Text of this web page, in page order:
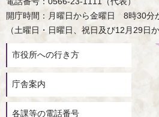
開庁時間：月曜日から金曜日 8時30分
（土曜日・日曜日、祝日及び12月29日
市役所への行き方
庁舎案内
各課等の電話番号